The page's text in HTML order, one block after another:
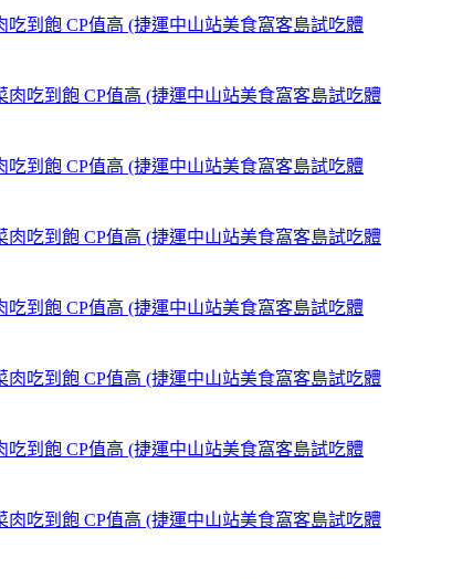
到飽 CP值高 (捷運中山站美食窩客島試吃體
到飽 CP值高 (捷運中山站美食窩客島試吃體
到飽 CP值高 (捷運中山站美食窩客島試吃體
到飽 CP值高 (捷運中山站美食窩客島試吃體